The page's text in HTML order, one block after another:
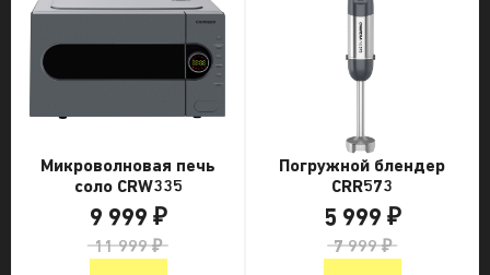
Микроволновая печь
соло CRW335
9 999 ₽
11 999 ₽
Погружной блендер
CRR573
5 999 ₽
7 999 ₽